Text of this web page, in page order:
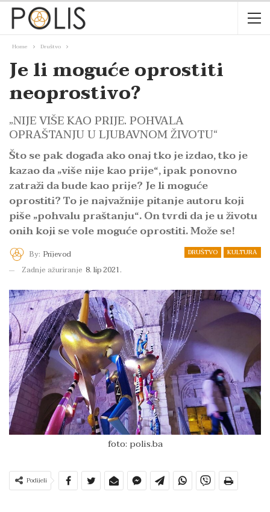
Home Društvo
Je li moguće oprostiti
neoprostivo?
„NIJE VIŠE KAO PRIJE. POHVALA
OPRAŠTANJU U LJUBAVNOM ŽIVOTU“
Što se pak događa ako onaj tko je izdao, tko je
kazao da „više nije kao prije“, ipak ponovno
zatraži da bude kao prije? Je li moguće
oprostiti? To je najvažnije pitanje autoru koji
piše „pohvalu praštanju“. On tvrdi da je u životu
onih koji se vole moguće oprostiti. Može se!
DRUŠTVO KULTURA
By: Prijevod
Zadnje ažuriranje 8. lip 2021.
foto: polis.ba
Podijeli